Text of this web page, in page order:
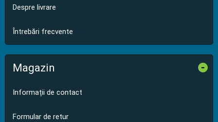
Despre livrare
Întrebări frecvente
Magazin -
Informații de contact
Formular de retur